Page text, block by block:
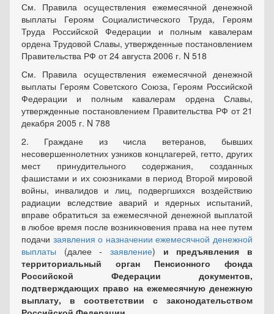
См. Правила осуществления ежемесячной денежной
выплаты Героям Социалистического Труда, Героям
Труда Российской Федерации и полным кавалерам
ордена Трудовой Славы, утвержденные постановлением
Правительства РФ от 24 августа 2006 г. N 518
См. Правила осуществления ежемесячной денежной
выплаты Героям Советского Союза, Героям Российской
Федерации и полным кавалерам ордена Славы,
утвержденные постановлением Правительства РФ от 21
декабря 2005 г. N 788
2. Граждане из числа ветеранов, бывших
несовершеннолетних узников концлагерей, гетто, других
мест принудительного содержания, созданных
фашистами и их союзниками в период Второй мировой
войны, инвалидов и лиц, подвергшихся воздействию
радиации вследствие аварий и ядерных испытаний,
вправе обратиться за ежемесячной денежной выплатой
в любое время после возникновения права на нее путем
подачи заявления о назначении ежемесячной денежной
выплаты (далее - заявление) и предъявления в
территориальный орган Пенсионного фонда
Российской Федерации документов,
подтверждающих право на ежемесячную денежную
выплату, в соответствии с законодательством